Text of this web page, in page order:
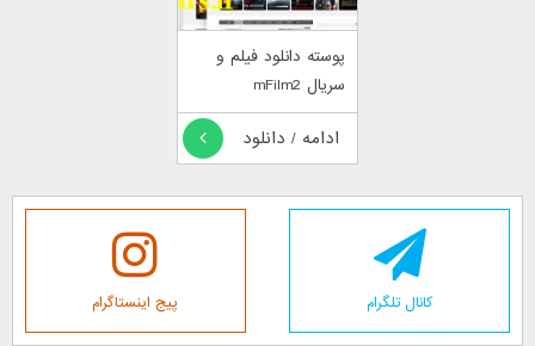
پوسته دانلود فیلم و
سریال mFilm2
ادامه / دانلود
کانال تلگرام پیج اینستاگرام